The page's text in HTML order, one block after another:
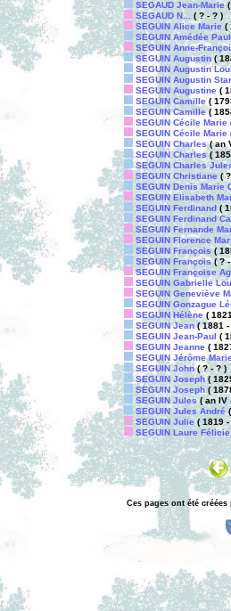
SEGAUD Jean-Marie
SEGAUD N...
( ? - ? )
SEGUIN Alice Marie (
SEGUIN Amédée
SEGUIN Anne-
SEGUIN Augustin(
SEGUIN Augustin
SEGUIN Augustin
SEGUIN Augustine (
SEGUIN Camille (
SEGUIN Camille(
SEGUIN Cécile Marie
SEGUIN Cécile Marie
SEGUIN Charles( an
SEGUIN Charles(
SEGUIN Charles
SEGUIN Christiane (
SEGUIN Denis Marie
SEGUIN Elisabeth
SEGUIN Ferdinand (
SEGUIN Ferdinand
SEGUIN Fernande
SEGUIN Florence
SEGUIN François(
SEGUIN François( ? -
SEGUIN Françoise
SEGUIN Gabrielle
SEGUIN Geneviève
SEGUIN Gonzague
SEGUIN Hélène (
SEGUIN Jean( 1881 -
SEGUIN Jean-Paul (
SEGUIN Jeanne (
SEGUIN Jérôme
SEGUIN John( ? - ? )
SEGUIN Joseph(
SEGUIN Joseph(
SEGUIN Jules( an IV
SEGUIN Jules André(
SEGUIN Julie( 1819 -
SEGUIN Laure
Ces pages ont été